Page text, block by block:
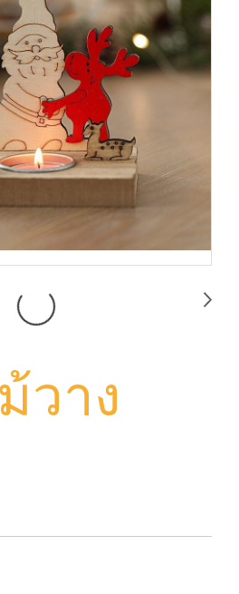
วาง